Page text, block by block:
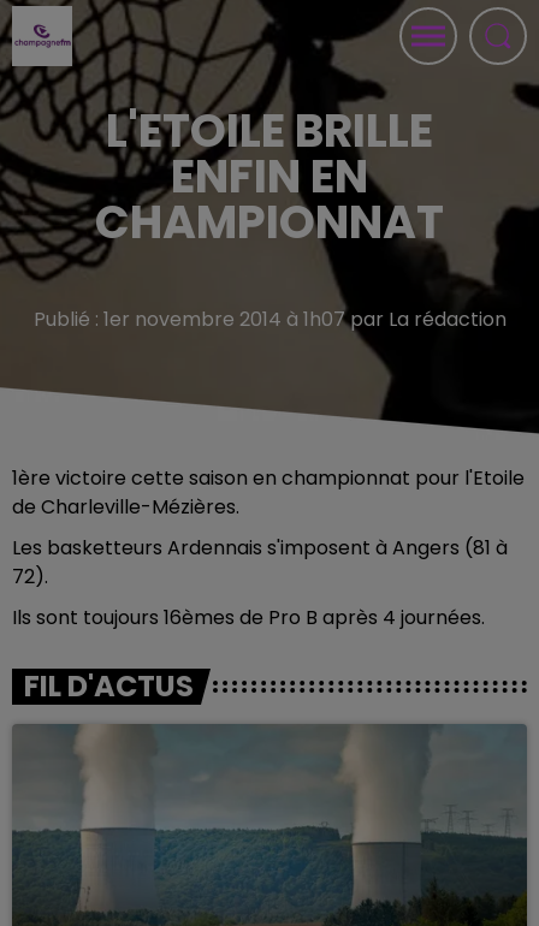
L'ETOILE BRILLE
ENFIN EN
CHAMPIONNAT
Publié : 1er novembre 2014 à 1h07 par La rédaction
1ère victoire cette saison en championnat pour l'Etoile
de Charleville-Mézières.
Les basketteurs Ardennais s'imposent à Angers (81 à
72).
Ils sont toujours 16èmes de Pro B après 4 journées.
FIL D'ACTUS